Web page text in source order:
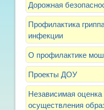
Дорожная
Профилактика
инфекции
О профилактике
Проекты ДОУ
Независимая
осуществления